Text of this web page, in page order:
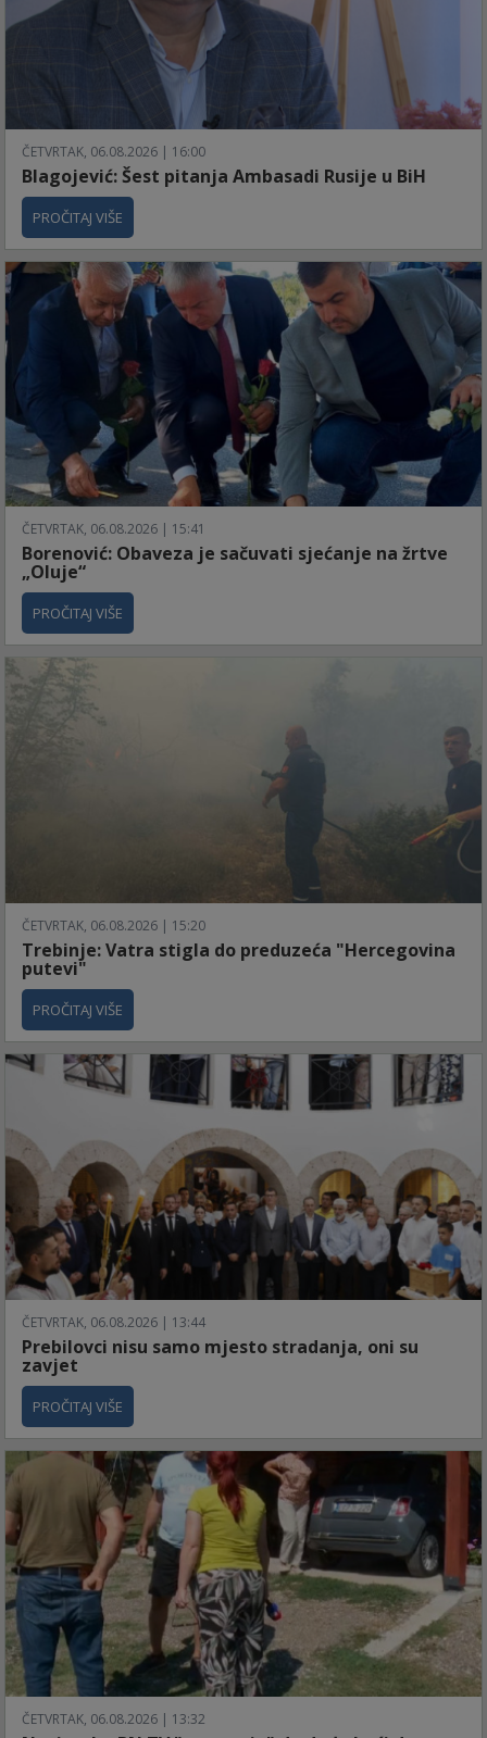
ČETVRTAK, 06.08.2026 | 16:00
Blagojević: Šest pitanja Ambasadi Rusije u BiH
PROČITAJ VIŠE
ČETVRTAK, 06.08.2026 | 15:41
Borenović: Obaveza je sačuvati sjećanje na žrtve
„Oluje“
PROČITAJ VIŠE
ČETVRTAK, 06.08.2026 | 15:20
Trebinje: Vatra stigla do preduzeća "Hercegovina
putevi"
PROČITAJ VIŠE
ČETVRTAK, 06.08.2026 | 13:44
Prebilovci nisu samo mjesto stradanja, oni su
zavjet
PROČITAJ VIŠE
ČETVRTAK, 06.08.2026 | 13:32